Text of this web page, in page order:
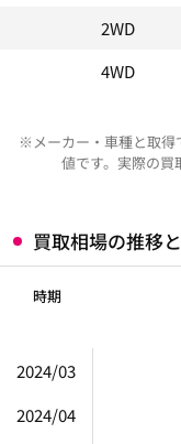
2WD
4WD
※メーカー・車種と取得
値です。実際の買
買取相場の推移
時期
2024/03
2024/04